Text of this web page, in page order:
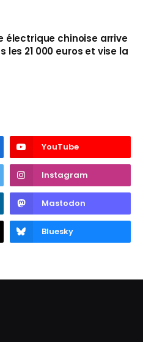
électrique chinoise arrive
les 21 000 euros et vise la
YouTube
Instagram
Mastodon
Bluesky